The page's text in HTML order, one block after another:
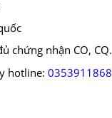
chứng nhận CO, CQ.
hotline: 0353911868